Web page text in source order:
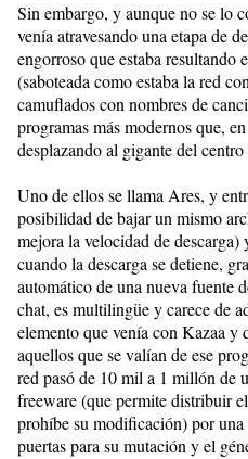
Sin embargo, y aunque no se lo
venía atravesando una etapa de
engorroso que estaba resultando
(saboteada como estaba la red
camuflados con nombres de
programas más modernos que,
desplazando al gigante del centro
Uno de ellos se llama Ares, y
posibilidad de bajar un mismo
mejora la velocidad de
cuando la descarga se detiene,
automático de una nueva fuente
chat, es multilingüe y carece de
elemento que venía con Kazaa y
aquellos que se valían de ese
red pasó de 10 mil a 1 millón de
freeware (que permite distribuir
prohíbe su modificación) por
puertas para su mutación y el